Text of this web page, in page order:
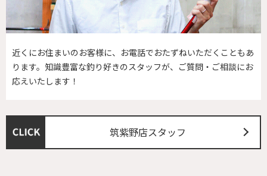
近くにお住まいのお客様に、お電話でおたずねいただくこともあ
ります。知識豊富な釣り好きのスタッフが、ご質問・ご相談にお
応えいたします！
筑紫野店スタッフ